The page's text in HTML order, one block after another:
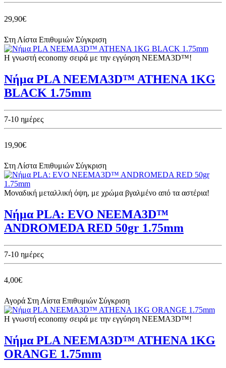
29,90€
Στη Λίστα Επιθυμιών Σύγκριση
Η γνωστή economy σειρά με την εγγύηση NEEMA3D™!
Νήμα PLA NEEMA3D™ ATHENA 1KG
BLACK 1.75mm
7-10 ημέρες
19,90€
Στη Λίστα Επιθυμιών Σύγκριση
Μοναδική μεταλλική όψη, με χρώμα βγαλμένο από τα αστέρια!
Νήμα PLA: EVO NEEMA3D™
ANDROMEDA RED 50gr 1.75mm
7-10 ημέρες
4,00€
Αγορά Στη Λίστα Επιθυμιών Σύγκριση
Η γνωστή economy σειρά με την εγγύηση NEEMA3D™!
Νήμα PLA NEEMA3D™ ATHENA 1KG
ORANGE 1.75mm